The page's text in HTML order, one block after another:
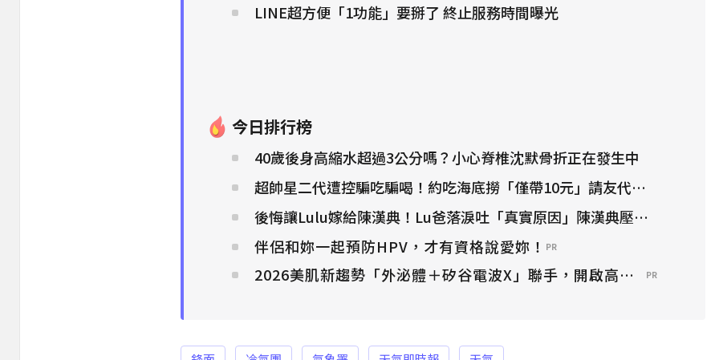
LINE超方便「1功能」要掰了 終止服務時間曝光
今日排行榜
40歲後身高縮水超過3公分嗎？小心脊椎沈默骨折正在發生中
超帥星二代遭控騙吃騙喝！約吃海底撈「僅帶10元」請友代墊還失聯
後悔讓Lulu嫁給陳漢典！Lu爸落淚吐「真實原因」陳漢典壓力爆棚
伴侶和妳一起預防HPV，才有資格說愛妳！ PR
2026美肌新趨勢「外泌體＋矽谷電波X」聯手，開啟高階養膚新世代
PR